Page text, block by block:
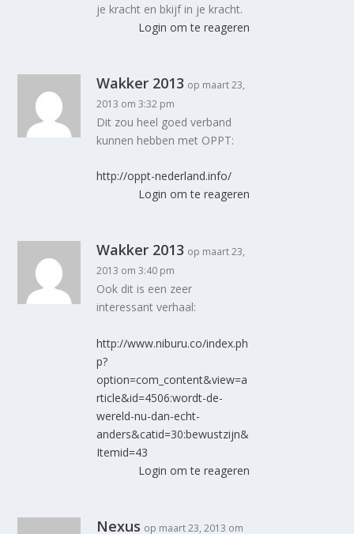
je kracht en bkijf in je kracht.
Login om te reageren
Wakker 2013 op maart 23,
2013 om 3:32 pm
Dit zou heel goed verband
kunnen hebben met OPPT:
http://oppt-nederland.info/
Login om te reageren
Wakker 2013 op maart 23,
2013 om 3:40 pm
Ook dit is een zeer
interessant verhaal:
http://www.niburu.co/index.ph
p?
option=com_content&view=a
rticle&id=4506:wordt-de-
wereld-nu-dan-echt-
anders&catid=30:bewustzijn&
Itemid=43
Login om te reageren
Nexus op maart 23, 2013 om